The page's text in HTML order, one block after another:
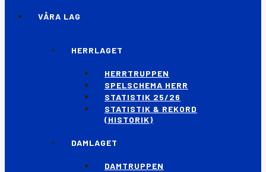
VÅRA LAG
HERRLAGET
HERRTRUPPEN
SPELSCHEMA HERR
STATISTIK 25/26
STATISTIK & REKORD
(HISTORIK)
DAMLAGET
DAMTRUPPEN